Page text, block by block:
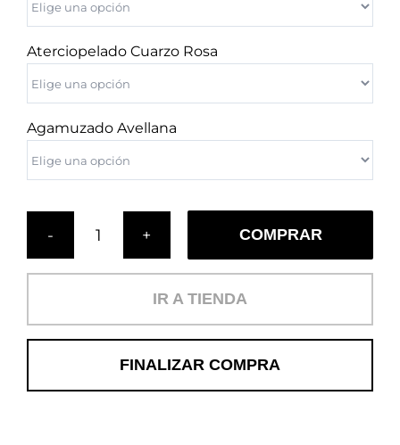
Aterciopelado Cuarzo Rosa
Agamuzado Avellana
Capullos
Amanecer
COMPRAR
IR A TIENDA
FINALIZAR COMPRA